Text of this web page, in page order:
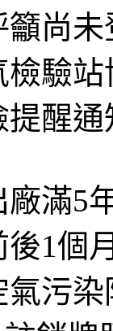
尚
驗
醒
滿5
1個
污